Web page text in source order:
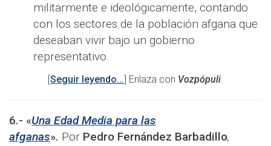
militarmente e ideológicamente, contando
con los sectores de la población afgana que
deseaban vivir bajo un gobierno
representativo.
[Seguir leyendo...] Enlaza con Vozpópuli.
6.- «Una Edad Media para las
afganas». Por Pedro Fernández Barbadillo,